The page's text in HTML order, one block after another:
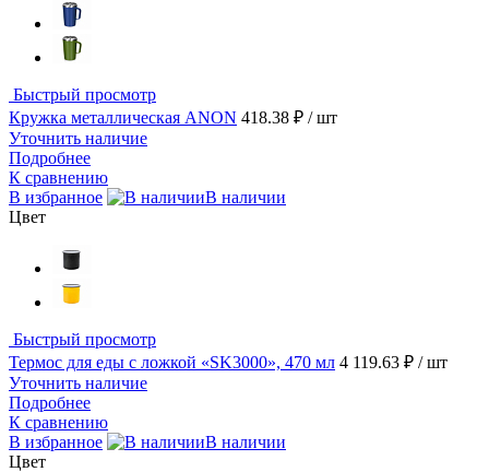
Быстрый просмотр
Кружка металлическая ANON 418.38 ₽ / шт
Уточнить наличие
Подробнее
К сравнению
В избранное
В наличии
Цвет
Быстрый просмотр
Термос для еды с ложкой «SK3000», 470 мл 4 119.63 ₽ / шт
Уточнить наличие
Подробнее
К сравнению
В избранное
В наличии
Цвет